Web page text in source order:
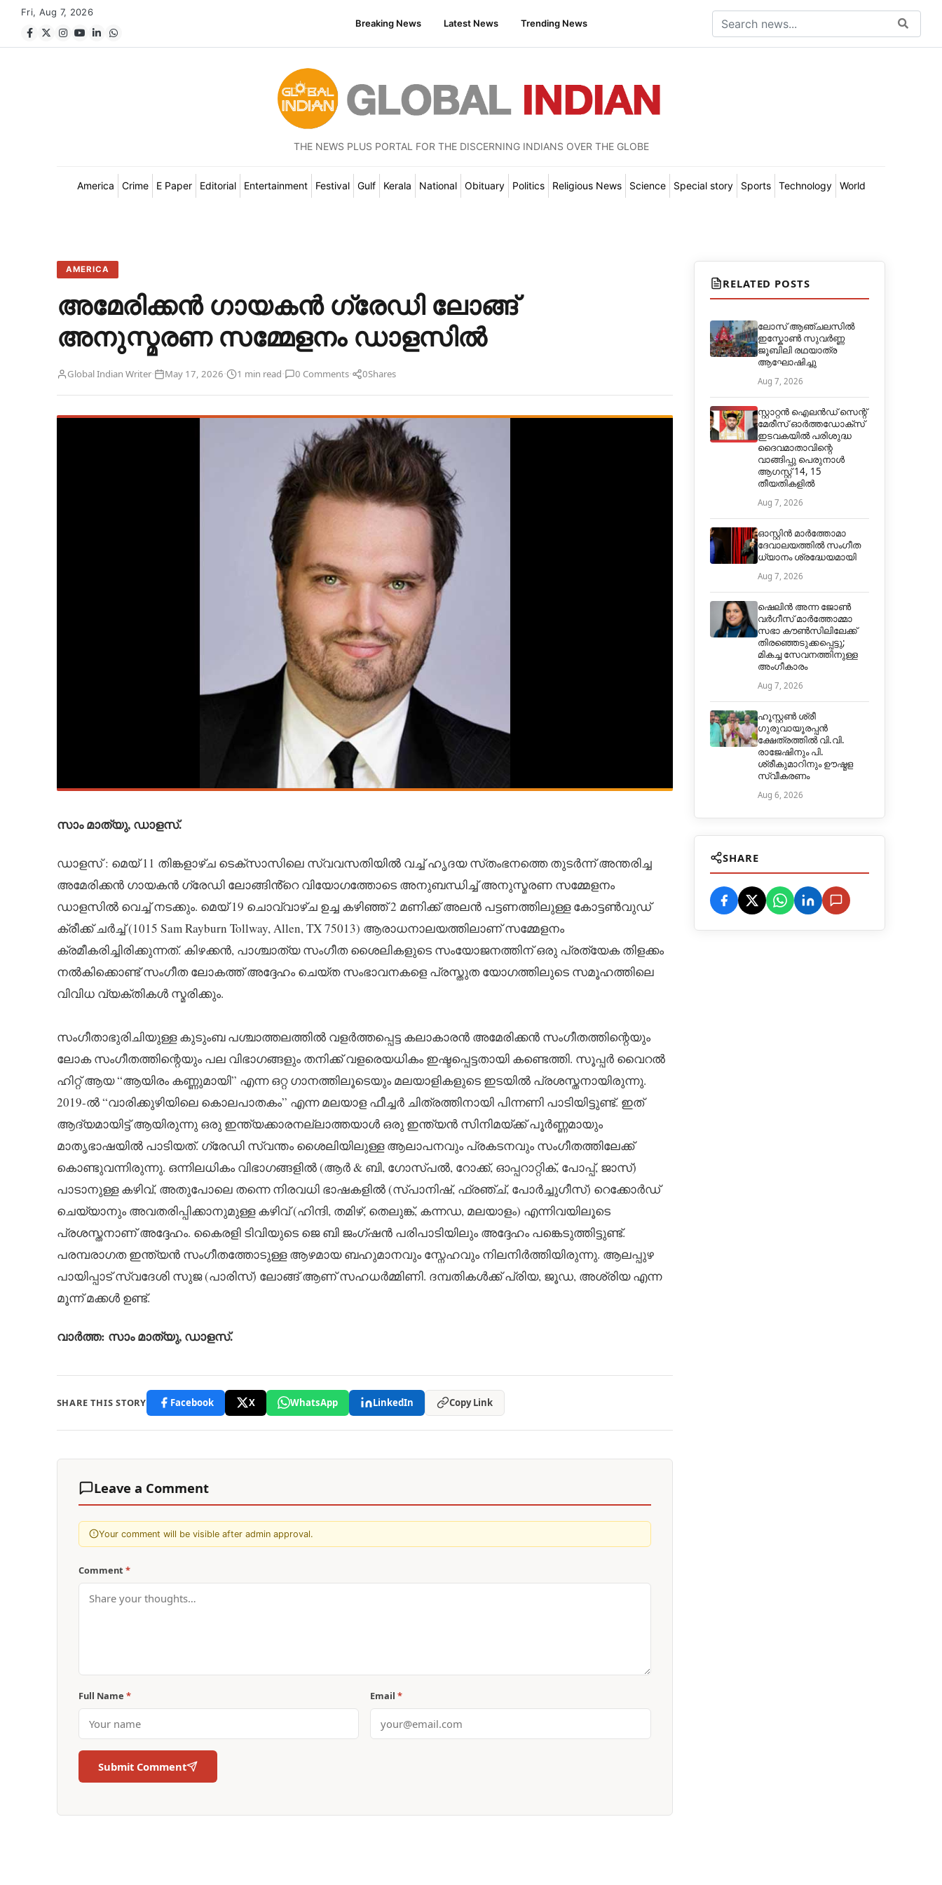
Fri, Aug 7, 2026
Breaking News
Latest News Trending News
THE NEWS PLUS PORTAL FOR THE DISCERNING INDIANS OVER THE GLOBE
America Crime E Paper Editorial Entertainment Festival Gulf Kerala National Obituary Politics Religious News Science Special story Sports Technology World
AMERICA
അമേരിക്കൻ ഗായകൻ ഗ്രേഡി ലോങ്ങ്
അനുസ്മരണ സമ്മേളനം ഡാളസിൽ
Global Indian Writer· May 17, 2026· 1 min read· 0 Comments· 0Shares
സാം മാത്യു, ഡാളസ്.
ഡാളസ് : മെയ് 11 തിങ്കളാഴ്ച ടെക്സാസിലെ സ്വവസതിയിൽ വച്ച് ഹൃദയ സ്‌തംഭനത്തെ തുടർന്ന് അന്തരിച്ച
അമേരിക്കൻ ഗായകൻ ഗ്രേഡി ലോങ്ങിൻ്റെ വിയോഗത്തോടെ അനുബന്ധിച്ച് അനുസ്മരണ സമ്മേളനം
ഡാളസിൽ വെച്ച് നടക്കും. മെയ് 19 ചൊവ്വാഴ്ച ഉച്ച കഴിഞ്ഞ് 2 മണിക്ക് അലൻ പട്ടണത്തിലുള്ള കോട്ടൺവുഡ്
ക്രീക്ക് ചർച്ച് (1015 Sam Rayburn Tollway, Allen, TX 75013) ആരാധനാലയത്തിലാണ് സമ്മേളനം
ക്രമീകരിച്ചിരിക്കുന്നത്. കിഴക്കൻ, പാശ്ചാത്യ സംഗീത ശൈലികളുടെ സംയോജനത്തിന് ഒരു പ്രത്യേക തിളക്കം
നൽകിക്കൊണ്ട് സംഗീത ലോകത്ത് അദ്ദേഹം ചെയ്ത സംഭാവനകളെ പ്രസ്തുത യോഗത്തിലുടെ സമൂഹത്തിലെ
വിവിധ വ്യക്തികൾ സ്മരിക്കും.
സംഗീതാഭുരിചിയുള്ള കുടുംബ പശ്ചാത്തലത്തിൽ വളർത്തപ്പെട്ട കലാകാരൻ അമേരിക്കൻ സംഗീതത്തിന്റെയും
ലോക സംഗീതത്തിന്റെയും പല വിഭാഗങ്ങളും തനിക്ക് വളരെയധികം ഇഷ്ടപ്പെട്ടതായി കണ്ടെത്തി. സൂപ്പർ വൈറൽ
ഹിറ്റ് ആയ “ആയിരം കണ്ണുമായി” എന്ന ഒറ്റ ഗാനത്തിലൂടെയും മലയാളികളുടെ ഇടയിൽ പ്രശസ്തനായിരുന്നു.
2019-ൽ “വാരിക്കുഴിയിലെ കൊലപാതകം” എന്ന മലയാള ഫീച്ചർ ചിത്രത്തിനായി പിന്നണി പാടിയിട്ടുണ്ട്. ഇത്
ആദ്യമായിട്ട് ആയിരുന്നു ഒരു ഇന്ത്യക്കാരനല്ലാത്തയാൾ ഒരു ഇന്ത്യൻ സിനിമയ്ക്ക് പൂർണ്ണമായും
മാതൃഭാഷയിൽ പാടിയത്. ഗ്രേഡി സ്വന്തം ശൈലിയിലുള്ള ആലാപനവും പ്രകടനവും സംഗീതത്തിലേക്ക്
കൊണ്ടുവന്നിരുന്നു. ഒന്നിലധികം വിഭാഗങ്ങളിൽ (ആർ & ബി, ഗോസ്പൽ, റോക്ക്, ഓപ്പറാറ്റിക്, പോപ്പ്, ജാസ്)
പാടാനുള്ള കഴിവ്, അതുപോലെ തന്നെ നിരവധി ഭാഷകളിൽ (സ്പാനിഷ്, ഫ്രഞ്ച്, പോർച്ചുഗീസ്) റെക്കോർഡ്
ചെയ്യാനും അവതരിപ്പിക്കാനുമുള്ള കഴിവ് (ഹിന്ദി, തമിഴ്, തെലുങ്ക്, കന്നഡ, മലയാളം) എന്നിവയിലൂടെ
പ്രശസ്തനാണ് അദ്ദേഹം. കൈരളി ടിവിയുടെ ജെ ബി ജംഗ്ഷൻ പരിപാടിയിലും അദ്ദേഹം പങ്കെടുത്തിട്ടുണ്ട്.
പരമ്പരാഗത ഇന്ത്യൻ സംഗീതത്തോടുള്ള ആഴമായ ബഹുമാനവും സ്നേഹവും നിലനിർത്തിയിരുന്നു. ആലപ്പുഴ
പായിപ്പാട് സ്വദേശി സുജ (പാരിസ്) ലോങ്ങ് ആണ് സഹധർമ്മിണി. ദമ്പതികൾക്ക് പ്രിയ, ജൂഡ, അശ്രിയ എന്ന
മൂന്ന് മക്കൾ ഉണ്ട്.
വാർത്ത: സാം മാത്യു, ഡാളസ്.
SHARE THIS STORY Facebook X WhatsApp LinkedIn Copy Link
Leave a Comment
Your comment will be visible after admin approval.
Comment *
Full Name * Email*
Submit Comment
RELATED POSTS
ലോസ് ആഞ്ചലസിൽ
ഇസ്കോൺ സുവർണ്ണ
ജൂബിലി രഥയാത്ര
ആഘോഷിച്ചു
Aug 7, 2026
സ്റ്റാറ്റൻ ഐലൻഡ് സെന്റ്
മേരീസ് ഓർത്തഡോക്സ്
ഇടവകയിൽ പരിശുദ്ധ
ദൈവമാതാവിന്റെ
വാങ്ങിപ്പു പെരുനാൾ
ആഗസ്റ്റ് 14, 15
തീയതികളിൽ
Aug 7, 2026
ഓസ്റ്റിൻ മാർത്തോമാ
ദേവാലയത്തിൽ സംഗീത
ധ്യാനം ശ്രദ്ധേയമായി
Aug 7, 2026
ഷെലിൻ അന്ന ജോൺ
വർഗീസ് മാർത്തോമ്മാ
സഭാ കൗൺസിലിലേക്ക്
തിരഞ്ഞെടുക്കപ്പെട്ടു;
മികച്ച സേവനത്തിനുള്ള
അംഗീകാരം
Aug 7, 2026
ഹൂസ്റ്റൺ ശ്രീ
ഗുരുവായൂരപ്പൻ
ക്ഷേത്രത്തിൽ വി.വി.
രാജേഷിനും പി.
ശ്രീകുമാറിനും ഊഷ്മള
സ്വീകരണം
Aug 6, 2026
SHARE